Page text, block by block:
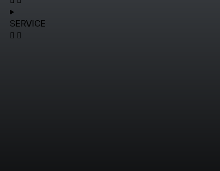
SERVICE